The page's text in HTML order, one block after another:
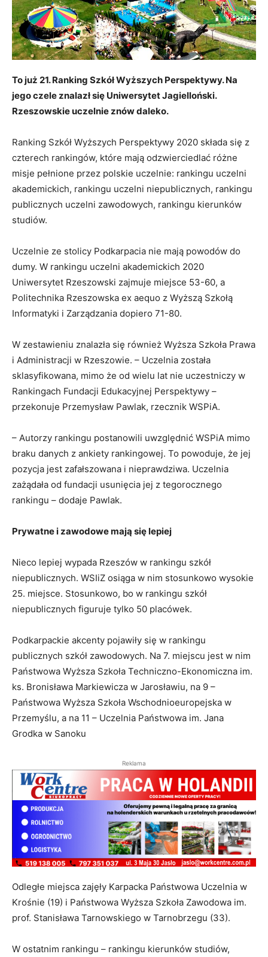
To już 21. Ranking Szkół Wyższych Perspektywy. Na
jego czele znalazł się Uniwersytet Jagielloński.
Rzeszowskie uczelnie znów daleko.
Ranking Szkół Wyższych Perspektywy 2020 składa się z
czterech rankingów, które mają odzwierciedlać różne
misje pełnione przez polskie uczelnie: rankingu uczelni
akademickich, rankingu uczelni niepublicznych, rankingu
publicznych uczelni zawodowych, rankingu kierunków
studiów.
Uczelnie ze stolicy Podkarpacia nie mają powodów do
dumy. W rankingu uczelni akademickich 2020
Uniwersytet Rzeszowski zajmuje miejsce 53-60, a
Politechnika Rzeszowska ex aequo z Wyższą Szkołą
Informatyki i Zarządzania dopiero 71-80.
W zestawieniu znalazła się również Wyższa Szkoła Prawa
i Administracji w Rzeszowie. – Uczelnia została
sklasyfikowana, mimo że od wielu lat nie uczestniczy w
Rankingach Fundacji Edukacyjnej Perspektywy –
przekonuje Przemysław Pawlak, rzecznik WSPiA.
– Autorzy rankingu postanowili uwzględnić WSPiA mimo
braku danych z ankiety rankingowej. To powoduje, że jej
pozycja jest zafałszowana i nieprawdziwa. Uczelnia
zażądała od fundacji usunięcia jej z tegorocznego
rankingu – dodaje Pawlak.
Prywatne i zawodowe mają się lepiej
Nieco lepiej wypada Rzeszów w rankingu szkół
niepublicznych. WSIiZ osiąga w nim stosunkowo wysokie
25. miejsce. Stosunkowo, bo w rankingu szkół
niepublicznych figuruje tylko 50 placówek.
Podkarpackie akcenty pojawiły się w rankingu
publicznych szkół zawodowych. Na 7. miejscu jest w nim
Państwowa Wyższa Szkoła Techniczno-Ekonomiczna im.
ks. Bronisława Markiewicza w Jarosławiu, na 9 –
Państwowa Wyższa Szkoła Wschodnioeuropejska w
Przemyślu, a na 11 – Uczelnia Państwowa im. Jana
Grodka w Sanoku
Reklama
Odległe miejsca zajęły Karpacka Państwowa Uczelnia w
Krośnie (19) i Państwowa Wyższa Szkoła Zawodowa im.
prof. Stanisława Tarnowskiego w Tarnobrzegu (33).
W ostatnim rankingu – rankingu kierunków studiów,